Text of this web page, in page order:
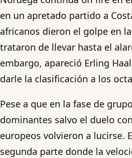
en un apretado partido a
africanos dieron el golpe en
trataron de llevar hasta el
embargo, apareció Erling
darle la clasificación a los
Pese a que en la fase de
dominantes salvo el duelo
europeos volvieron a lucirse.
segunda parte donde la